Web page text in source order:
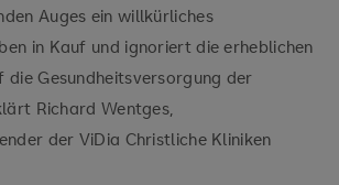
Auges ein willkürliches
in Kauf und ignoriert die erheblichen
die Gesundheitsversorgung der
Richard Wentges,
der ViDia Christliche Kliniken